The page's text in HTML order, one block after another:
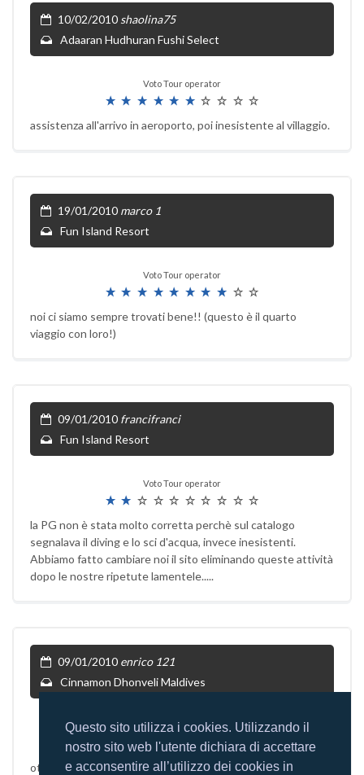
Questo sito utilizza i cookies. Utilizzando il
nostro sito web l'utente dichiara di accettare
e acconsentire all’utilizzo dei cookies in
10/02/2010 shaolina75
Adaaran Hudhuran Fushi Select
Voto Tour operator
assistenza all'arrivo in aeroporto, poi inesistente al villaggio.
19/01/2010 marco 1
Fun Island Resort
Voto Tour operator
noi ci siamo sempre trovati bene!! (questo è il quarto
viaggio con loro!)
09/01/2010 francifranci
Fun Island Resort
Voto Tour operator
la PG non è stata molto corretta perchè sul catalogo
segnalava il diving e lo sci d'acqua, invece inesistenti.
Abbiamo fatto cambiare noi il sito eliminando queste attività
dopo le nostre ripetute lamentele.....
09/01/2010 enrico 121
Cinnamon Dhonveli Maldives
Voto Tour operator
ottima accoglienza da parte di laura che si è sempre